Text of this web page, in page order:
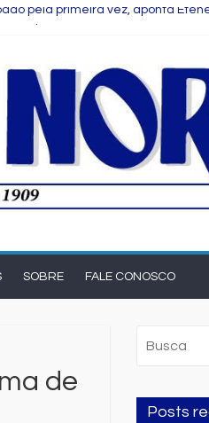
pela primeira vez, aponta Etene
na China
de fortalecer o setor na
SOBRE FALE CONOSCO
de
Posts